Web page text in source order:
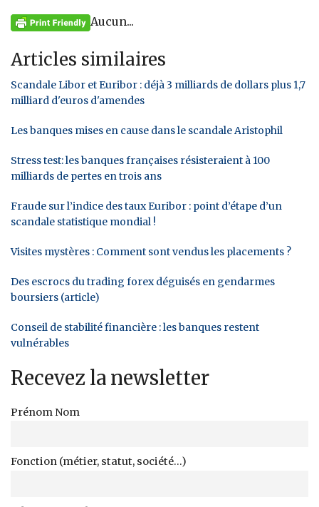
Aucun...
Articles similaires
Scandale Libor et Euribor : déjà 3 milliards de dollars plus 1,7
milliard d'euros d'amendes
Les banques mises en cause dans le scandale Aristophil
Stress test: les banques françaises résisteraient à 100
milliards de pertes en trois ans
Fraude sur l’indice des taux Euribor : point d’étape d’un
scandale statistique mondial !
Visites mystères : Comment sont vendus les placements ?
Des escrocs du trading forex déguisés en gendarmes
boursiers (article)
Conseil de stabilité financière : les banques restent
vulnérables
Recevez la newsletter
Prénom Nom
Fonction (métier, statut, société...)